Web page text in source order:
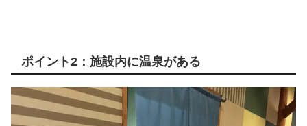
ポイント2：施設内に温泉がある